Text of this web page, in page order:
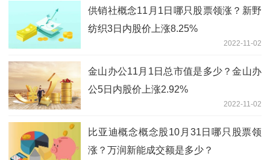
供销社概念11月1日哪只股票领涨？新野
纺织3日内股价上涨8.25%
2022-11-02
金山办公11月1日总市值是多少？金山办
公5日内股价上涨2.92%
2022-11-02
比亚迪概念概念股10月31日哪只股票领
涨？万润新能成交额是多少？